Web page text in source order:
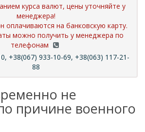
курса валют, цены уточняйте у
менеджера!
оплачиваются на банковскую карту.
можно получить у менеджера по
телефонам
+38(067) 933-10-69, +38(063) 117-21-
88
не
причине военного